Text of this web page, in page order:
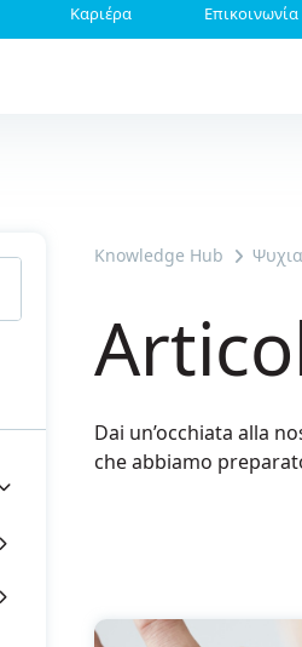
Καριέρα Επικοινωνία
Knowledge Hub
Dai un’occhiata alla
che abbiamo